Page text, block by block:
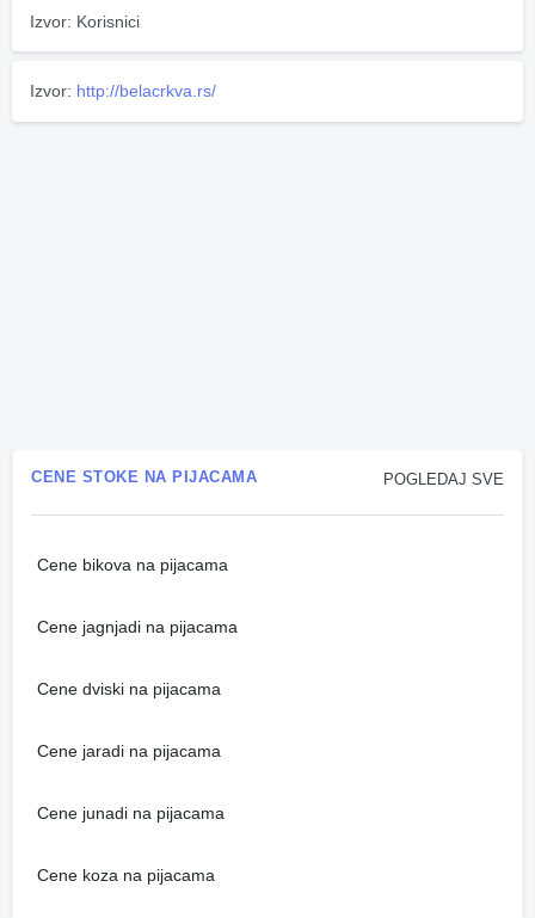
Izvor: Korisnici
Izvor: http://belacrkva.rs/
POGLEDAJ SVE
CENE STOKE NA PIJACAMA
Cene bikova na pijacama
Cene jagnjadi na pijacama
Cene dviski na pijacama
Cene jaradi na pijacama
Cene junadi na pijacama
Cene koza na pijacama